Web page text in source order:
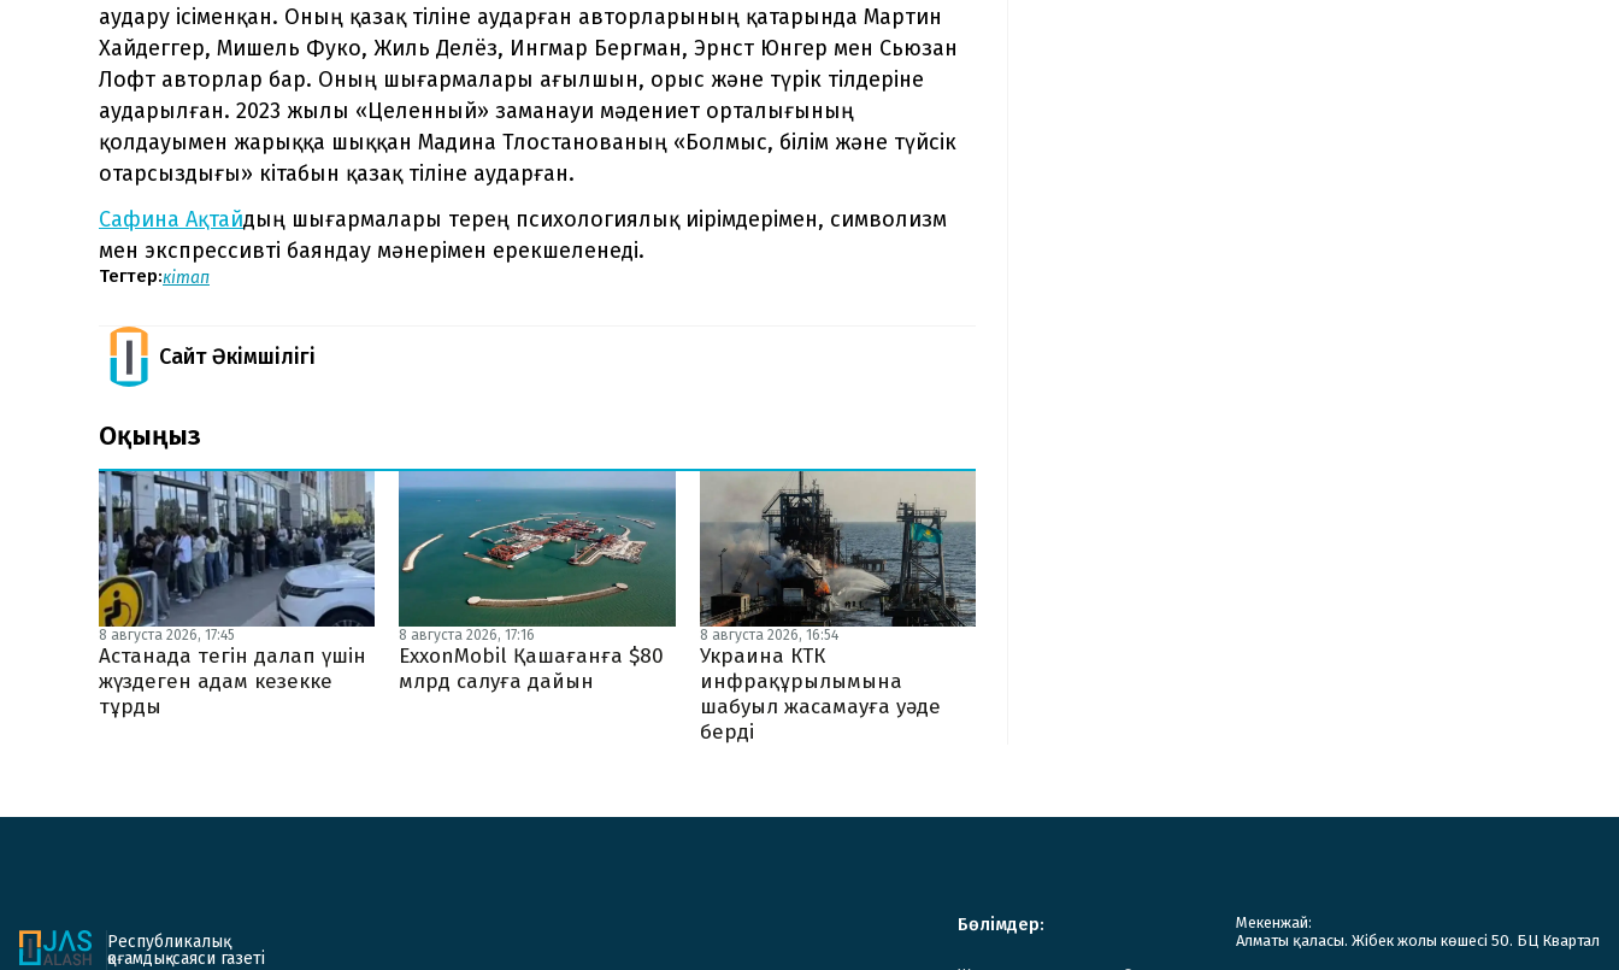
аудару ісіменқан. Оның қазақ тіліне аударған авторларының қатарында Мартин
Хайдеггер, Мишель Фуко, Жиль Делёз, Ингмар Бергман, Эрнст Юнгер мен Сьюзан
Лофт авторлар бар. Оның шығармалары ағылшын, орыс және түрік тілдеріне
аударылған. 2023 жылы «Целенный» заманауи мәдениет орталығының
қолдауымен жарыққа шыққан Мадина Тлостанованың «Болмыс, білім және түйсік
отарсыздығы» кітабын қазақ тіліне аударған.
Сафина Ақтайдың шығармалары терең психологиялық иірімдерімен, символизм
мен экспрессивті баяндау мәнерімен ерекшеленеді.
Тегтер:кітап
Сайт Әкімшілігі
Оқыңыз
8 августа 2026, 17:45
Астанада тегін далап үшін
жүздеген адам кезекке
тұрды
8 августа 2026, 17:16
ExxonMobil Қашағанға $80
млрд салуға дайын
8 августа 2026, 16:54
Украина КТК
инфрақұрылымына
шабуыл жасамауға уәде
берді
Республикалық
қоғамдық-саяси газеті
Бөлімдер:
Мекенжай:
Алматы қаласы. Жібек жолы көшесі 50. БЦ Квартал